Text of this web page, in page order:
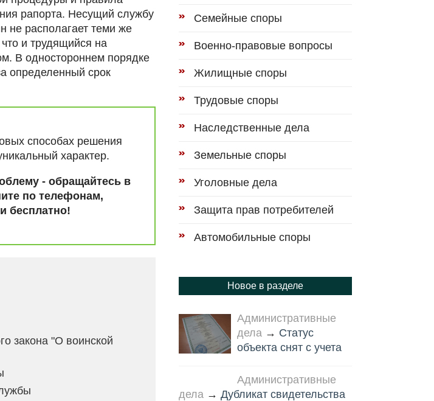
рапорта. Несущий службу
не располагает теми же
и трудящийся на
В одностороннем порядке
определенный срок
способах решения
характер.
- обращайтесь в
по телефонам,
бесплатно!
закона "О воинской
Семейные споры
Военно-правовые вопросы
Жилищные споры
Трудовые споры
Наследственные дела
Земельные споры
Уголовные дела
Защита прав потребителей
Автомобильные споры
Новое в разделе
Административные
дела→ Статус
объекта снят с учета
Административные
дела → Дубликат свидетельства